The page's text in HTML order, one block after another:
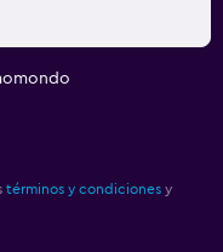
términos y condiciones y